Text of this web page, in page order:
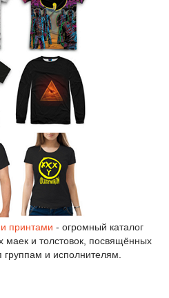
принтами - огромный каталог
маек и толстовок, посвящённых
и исполнителям.